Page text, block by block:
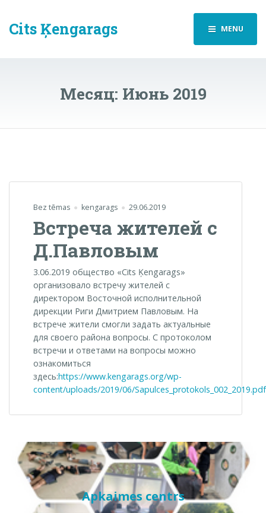
Cits Ķengarags MENU
Месяц: Июнь 2019
Bez tēmas kengarags 29.06.2019
Встреча жителей с
Д.Павловым
3.06.2019 общество «Cits Ķengarags»
организовало встречу жителей с
директором Восточной исполнительной
дирекции Риги Дмитрием Павловым. На
встрече жители смогли задать актуальные
для своего района вопросы. С протоколом
встречи и ответами на вопросы можно
ознакомиться
здесь:https://www.kengarags.org/wp-
content/uploads/2019/06/Sapulces_protokols_002_2019.pdf
Apkaimes centrs